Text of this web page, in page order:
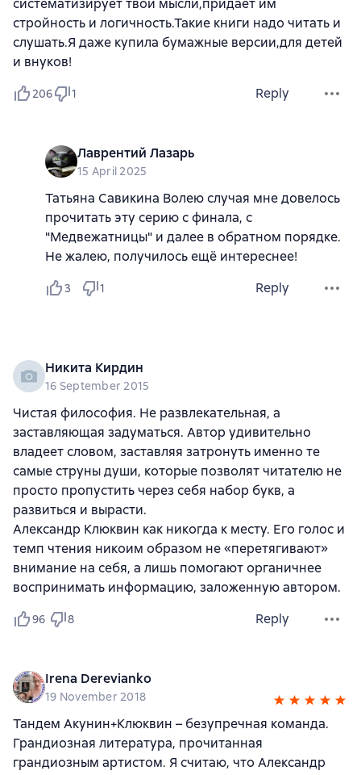
стройность и логичность.Такие книги надо читать и
слушать.Я даже купила бумажные версии,для детей
и внуков!
206 1 Reply
Лаврентий Лазарь
15 April 2025
Татьяна Савикина Волею случая мне довелось
прочитать эту серию с финала, с
"Медвежатницы" и далее в обратном порядке.
Не жалею, получилось ещё интереснее!
3 1 Reply
Никита Кирдин
16 September 2015
Чистая философия. Не развлекательная, а
заставляющая задуматься. Автор удивительно
владеет словом, заставляя затронуть именно те
самые струны души, которые позволят читателю не
просто пропустить через себя набор букв, а
развиться и вырасти.
Александр Клюквин как никогда к месту. Его голос и
темп чтения никоим образом не «перетягивают»
внимание на себя, а лишь помогают органичнее
воспринимать информацию, заложенную автором.
96 8 Reply
Irena Derevianko
19 November 2018
Тандем Акунин+Клюквин – безупречная команда.
Грандиозная литература, прочитанная
грандиозным артистом. Я считаю, что Александр